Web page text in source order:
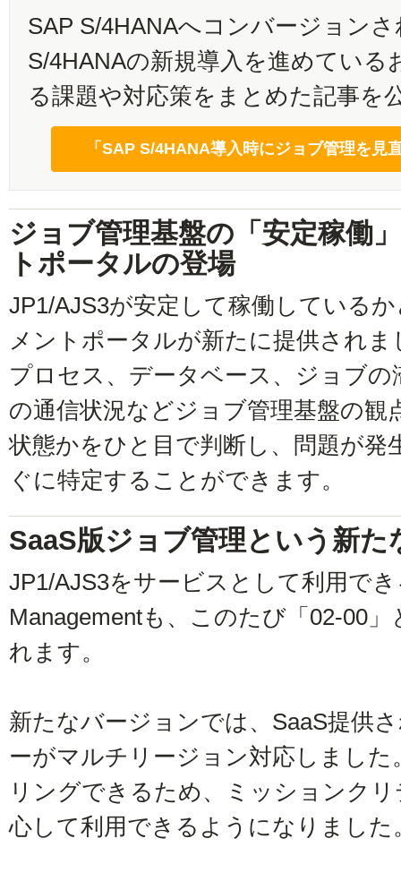
SAP S/4HANAへコンバージョン
S/4HANAの新規導入を進めている
る課題や対応策をまとめた記事を
「SAP S/4HANA導入時にジョブ管理を見
ジョブ管理基盤の「安定稼働
トポータルの登場
JP1/AJS3が安定して稼働している
メントポータルが新たに提供されま
プロセス、データベース、ジョブ
の通信状況などジョブ管理基盤の観
状態かをひと目で判断し、問題が発
ぐに特定することができます。
SaaS版ジョブ管理という新た
JP1/AJS3をサービスとして利用で
Managementも、このたび「02-00
れます。
新たなバージョンでは、SaaS提供
ーがマルチリージョン対応しまし
リングできるため、ミッションク
心して利用できるようになりました